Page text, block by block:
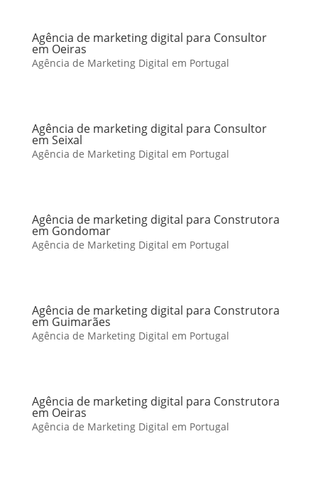
Agência de marketing digital para Consultor
em Oeiras
Agência de Marketing Digital em Portugal
Agência de marketing digital para Consultor
em Seixal
Agência de Marketing Digital em Portugal
Agência de marketing digital para Construtora
em Gondomar
Agência de Marketing Digital em Portugal
Agência de marketing digital para Construtora
em Guimarães
Agência de Marketing Digital em Portugal
Agência de marketing digital para Construtora
em Oeiras
Agência de Marketing Digital em Portugal